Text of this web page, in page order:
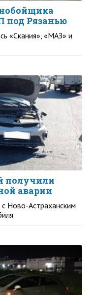
под Рязанью
«Скания», «МАЗ» и
получили
аварии
Ново-Астраханским